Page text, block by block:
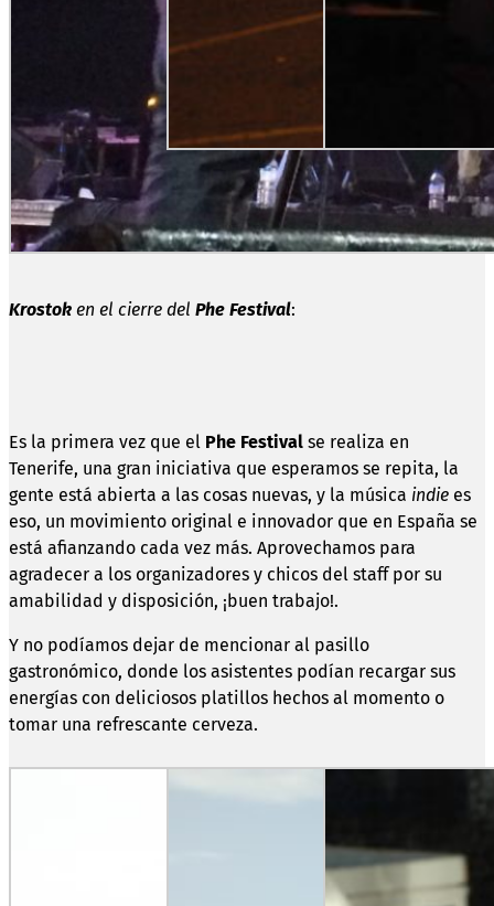
Krostok en el cierre del Phe Festival:
Es la primera vez que el Phe Festival se realiza en
Tenerife, una gran iniciativa que esperamos se repita, la
gente está abierta a las cosas nuevas, y la música indie es
eso, un movimiento original e innovador que en España se
está afianzando cada vez más. Aprovechamos para
agradecer a los organizadores y chicos del staff por su
amabilidad y disposición, ¡buen trabajo!.
Y no podíamos dejar de mencionar al pasillo
gastronómico, donde los asistentes podían recargar sus
energías con deliciosos platillos hechos al momento o
tomar una refrescante cerveza.